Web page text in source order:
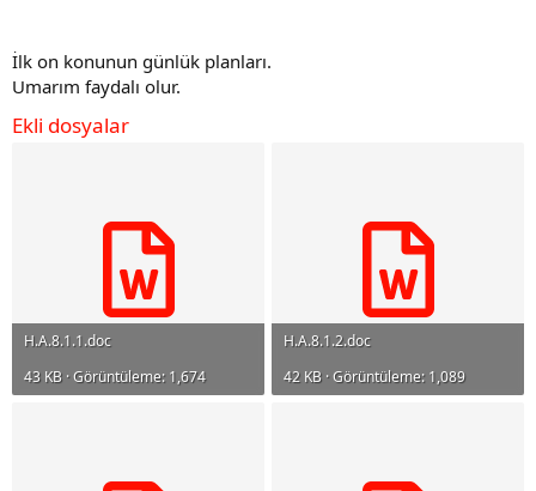
İlk on konunun günlük planları.
Umarım faydalı olur.
Ekli dosyalar
H.A.8.1.1.doc
43 KB · Görüntüleme: 1,674
H.A.8.1.2.doc
42 KB · Görüntüleme: 1,089